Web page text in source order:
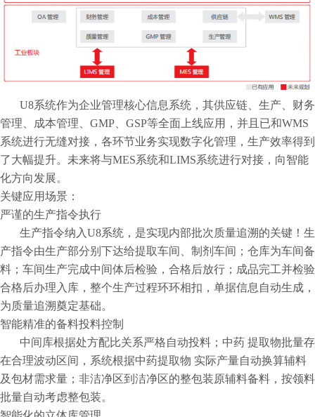
U8系统作为企业管理核心信息系统，其供应链、生产、财务
管理、成本管理、GMP、GSP等全面上线应用，并且已和WMS
系统进行无缝对接，各环节业务实现数字化管理，生产效率得到
了大幅提升。未来将与MES系统和LIMS系统进行对接，向智能
化方向发展。
关键应用场景：
严谨的生产指令执行
生产指令纳入U8系统，是实现内部批次质量追溯的关键！生
产指令由生产部分别下达给提取车间、制剂车间；仓库为车间备
料；车间生产完成中间体后检验，合格后放行；成品完工并检验
合格后办理入库，整个生产过程环环相扣，单据信息自动生成，
为质量追溯奠定基础。
智能精准的备料投料控制
中间库根据处方配比关系严格自动投料；中药 提取物批量存
在合理波动区间，系统根据中药提取物 实际产量自动换算辅料
及包材需求量；非洁净区到洁净区的整包装原辅料备料，按领料
批量自动考虑整包装。